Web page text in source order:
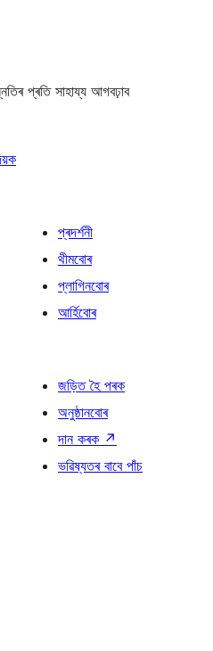
প্ৰতি সাহায্য আগবঢ়াব
প্ৰদৰ্শনী
থীমবোৰ
প্লাগিনবোৰ
আৰ্হিবোৰ
জড়িত হৈ পৰক
অনুষ্ঠানবোৰ
দান কৰক ↗
ভৱিষ্যতৰ বাবে পাঁচ